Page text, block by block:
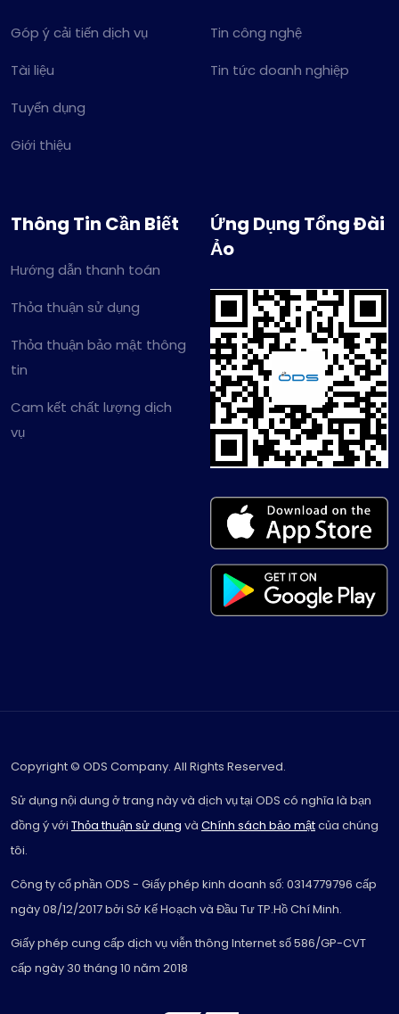
Góp ý cải tiến dịch vụ
Tài liệu
Tuyển dụng
Giới thiệu
Tin công nghệ
Tin tức doanh nghiệp
Thông Tin Cần Biết
Hướng dẫn thanh toán
Thỏa thuận sử dụng
Thỏa thuận bảo mật thông
tin
Cam kết chất lượng dịch
vụ
Ứng Dụng Tổng Đài
Ảo
Copyright © ODS Company. All Rights Reserved.
Sử dụng nội dung ở trang này và dịch vụ tại ODS có nghĩa là bạn
đồng ý với Thỏa thuận sử dụng và Chính sách bảo mậtcủa chúng
tôi.
Công ty cổ phần ODS - Giấy phép kinh doanh số: 0314779796 cấp
ngày 08/12/2017 bởi Sở Kế Hoạch và Đầu Tư TP.Hồ Chí Minh.
Giấy phép cung cấp dịch vụ viễn thông Internet số 586/GP-CVT
cấp ngày 30 tháng 10 năm 2018